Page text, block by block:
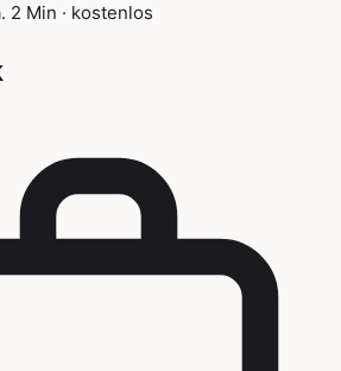
2 Min · kostenlos